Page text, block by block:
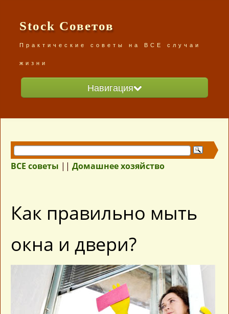
Stock Советов
Практические советы на ВСЕ случаи
жизни
Навигация
ВСЕ советы /карта сайта/
ВСЕ советы || Домашнее хозяйство
Как правильно мыть
окна и двери?